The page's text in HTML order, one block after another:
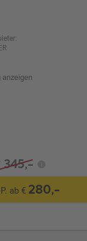
345,-
ab € 280,-